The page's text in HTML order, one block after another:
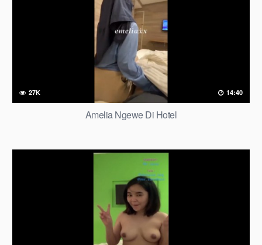
27K 14:40
Amelia Ngewe Di Hotel